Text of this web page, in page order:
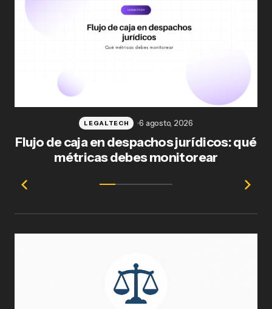
Flujo de caja en despachos jurídicos: qué
métricas debes monitorear
LEGALTECH 6 agosto, 2026